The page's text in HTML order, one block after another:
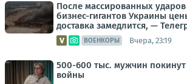
После массированных
бизнес-гигантов Украины
доставка замедлится, —
ВОЕНКОРЫ Вчера, 23:19
500-600 тыс. мужчин
войны